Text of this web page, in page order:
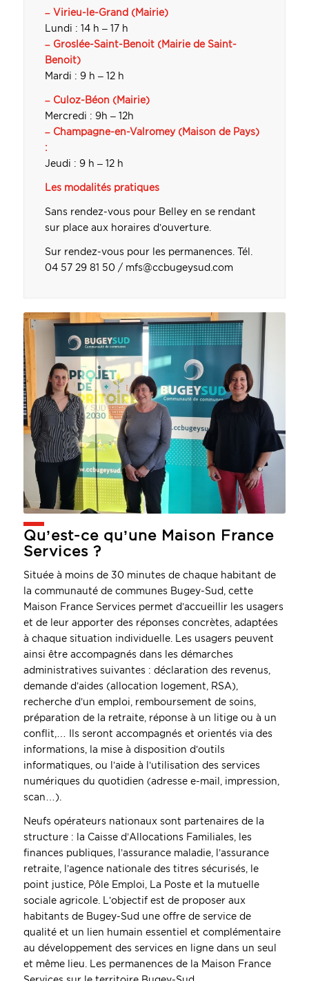
– Virieu-le-Grand (Mairie)
Lundi : 14 h – 17 h
– Groslée-Saint-Benoit (Mairie de Saint-
Benoit)
Mardi : 9 h – 12 h
– Culoz-Béon (Mairie)
Mercredi : 9h – 12h
– Champagne-en-Valromey (Maison de Pays)
:
Jeudi : 9 h – 12 h
Les modalités pratiques
Sans rendez-vous pour Belley en se rendant
sur place aux horaires d’ouverture.
Sur rendez-vous pour les permanences. Tél.
04 57 29 81 50 / mfs@ccbugeysud.com
Qu’est-ce qu’une Maison France
Services ?
Située à moins de 30 minutes de chaque habitant de
la communauté de communes Bugey-Sud, cette
Maison France Services permet d’accueillir les usagers
et de leur apporter des réponses concrètes, adaptées
à chaque situation individuelle. Les usagers peuvent
ainsi être accompagnés dans les démarches
administratives suivantes : déclaration des revenus,
demande d’aides (allocation logement, RSA),
recherche d’un emploi, remboursement de soins,
préparation de la retraite, réponse à un litige ou à un
conflit,… Ils seront accompagnés et orientés via des
informations, la mise à disposition d’outils
informatiques, ou l’aide à l’utilisation des services
numériques du quotidien (adresse e-mail, impression,
scan…).
Neufs opérateurs nationaux sont partenaires de la
structure : la Caisse d’Allocations Familiales, les
finances publiques, l’assurance maladie, l’assurance
retraite, l’agence nationale des titres sécurisés, le
point justice, Pôle Emploi, La Poste et la mutuelle
sociale agricole. L’objectif est de proposer aux
habitants de Bugey-Sud une offre de service de
qualité et un lien humain essentiel et complémentaire
au développement des services en ligne dans un seul
et même lieu. Les permanences de la Maison France